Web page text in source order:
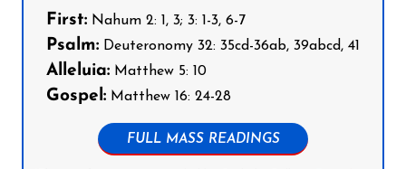
First: Nahum 2: 1, 3; 3: 1-3, 6-7
Psalm: Deuteronomy 32: 35cd-36ab, 39abcd, 41
Alleluia: Matthew 5: 10
Gospel: Matthew 16: 24-28
FULL MASS READINGS